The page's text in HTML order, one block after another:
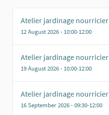
Atelier jardinage nourricier
12 August 2026 - 10:00-12:00
Atelier jardinage nourricier
19 August 2026 - 10:00-12:00
Atelier jardinage nourricier
16 September 2026 - 09:30-12:00